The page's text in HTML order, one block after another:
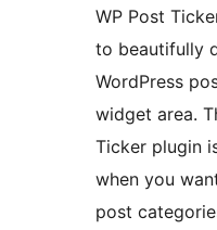
WP Post
to beautifully
WordPress
widget area.
Ticker plugin
when you
post